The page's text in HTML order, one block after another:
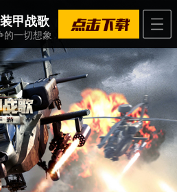
甲战歌
的一切想象